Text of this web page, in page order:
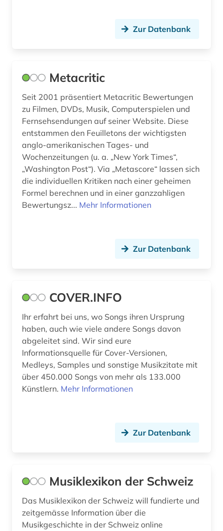
Zur Datenbank
Metacritic
Seit 2001 präsentiert Metacritic Bewertungen
zu Filmen, DVDs, Musik, Computerspielen und
Fernsehsendungen auf seiner Website. Diese
entstammen den Feuilletons der wichtigsten
anglo-amerikanischen Tages- und
Wochenzeitungen (u. a. „New York Times“,
„Washington Post“). Via „Metascore“ lassen sich
die individuellen Kritiken nach einer geheimen
Formel berechnen und in einer ganzzahligen
Bewertungsz... Mehr Informationen
Zur Datenbank
COVER.INFO
Ihr erfahrt bei uns, wo Songs ihren Ursprung
haben, auch wie viele andere Songs davon
abgeleitet sind. Wir sind eure
Informationsquelle für Cover-Versionen,
Medleys, Samples und sonstige Musikzitate mit
über 450.000 Songs von mehr als 133.000
Künstlern. Mehr Informationen
Zur Datenbank
Musiklexikon der Schweiz
Das Musiklexikon der Schweiz will fundierte und
zeitgemässe Information über die
Musikgeschichte in der Schweiz online